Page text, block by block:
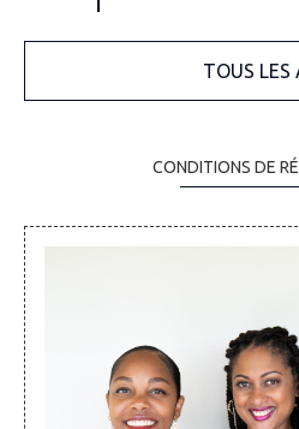
TOUS LES
CONDITIONS DE